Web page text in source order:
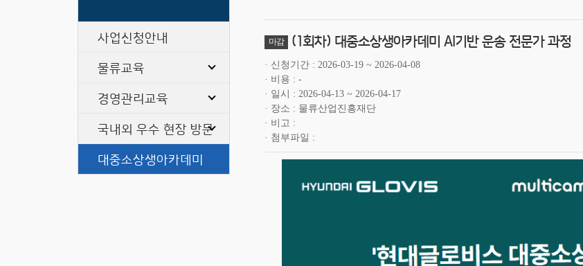
사업신청안내
물류교육
경영관리교육
국내외 우수 현장 방문
대중소상생아카데미
마감 (1회차) 대중소상생아카데미 AI기반 운송 전문가 과정
신청기간
2026-03-19 ~ 2026-04-08
비용
-
일시
2026-04-13 ~ 2026-04-17
장소
물류산업진흥재단
비고
첨부파일